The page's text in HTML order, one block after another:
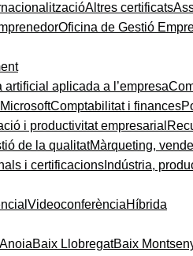
Altres certificats
Oficina de Gestió
artificial aplicada a l’empresa
Comptabilitat i finances
i productivitat empresarial
de la qualitatMàrqueting,
i certificacions Indústria,
VideoconferènciaHíbrida
AnoiaBaix LlobregatBaix